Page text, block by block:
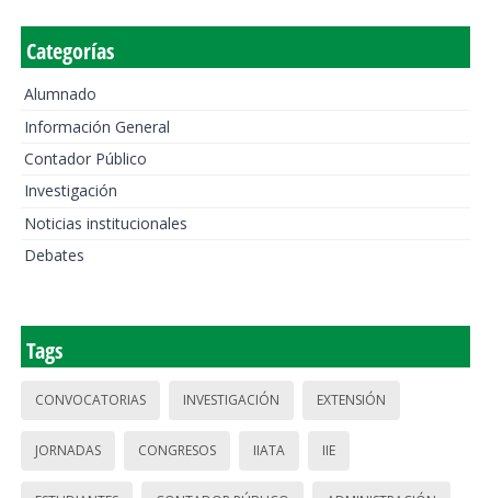
Categorías
Alumnado
Información General
Contador Público
Investigación
Noticias institucionales
Debates
Tags
CONVOCATORIAS INVESTIGACIÓN EXTENSIÓN
JORNADAS CONGRESOS IIATA IIE